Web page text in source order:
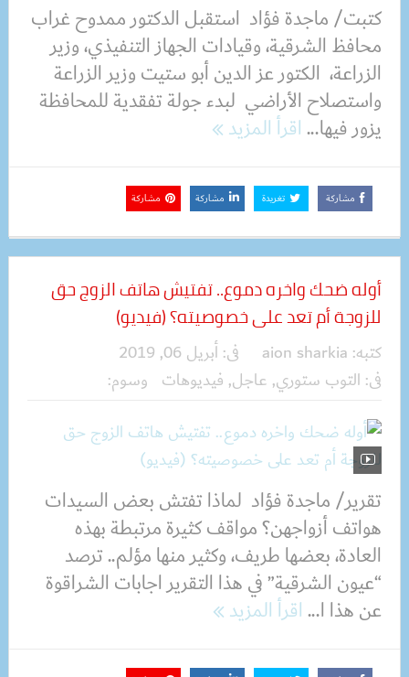
كتبت/ ماجدة فؤاد استقبل الدكتور ممدوح غراب
محافظ الشرقية، وقيادات الجهاز التنفيذي، وزير
الزراعة، الكتور عز الدين أبو ستيت وزير الزراعة
واستصلاح الأراضي لبدء جولة تفقدية للمحافظة
يزور فيها...اقرأ المزيد
مشاركة تغريدة مشاركة مشاركة
أوله ضحك واخره دموع.. تفتيش هاتف الزوج حق
للزوجة أم تعد على خصوصيته؟ (فيديو)
كتبه: aion sharkia فى:أبريل 06, 2019
فى: التوب ستوري, عاجل, فيديوهات وسوم:
تقرير/ ماجدة فؤاد لماذا تفتش بعض السيدات
هواتف أزواجهن؟ مواقف كثيرة مرتبطة بهذه
العادة، بعضها طريف، وكثير منها مؤلم.. ترصد
“عيون الشرقية” في هذا التقرير اجابات الشراقوة
عن هذا ا...اقرأ المزيد